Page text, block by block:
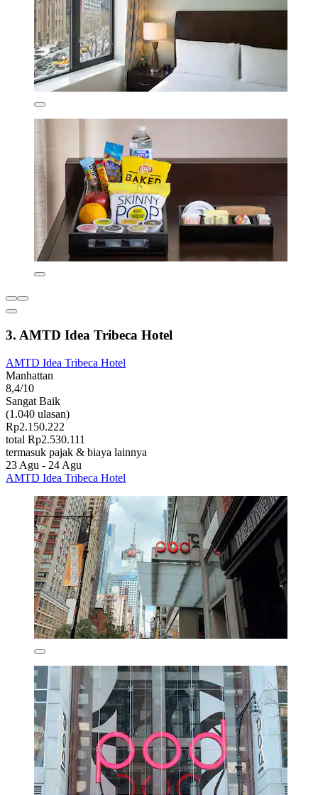
3. AMTD Idea Tribeca Hotel
AMTD Idea Tribeca Hotel
Manhattan
8,4/10
Sangat Baik
(1.040 ulasan)
Rp2.150.222
total Rp2.530.111
termasuk pajak & biaya lainnya
23 Agu - 24 Agu
AMTD Idea Tribeca Hotel